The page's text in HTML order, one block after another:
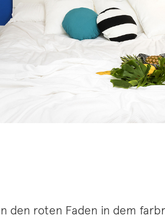
den roten Faden in dem